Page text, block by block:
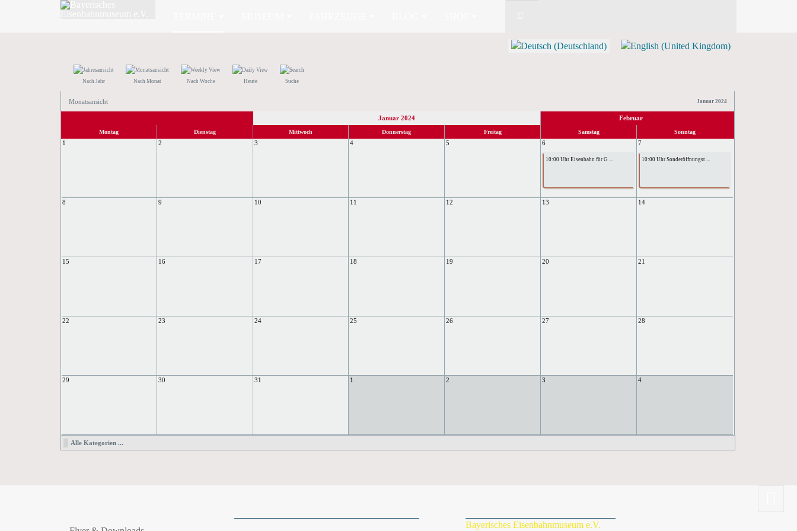
Nach Jahr Nach Monat Nach Woche Heute Suche
Monatsansicht Januar 2024
Januar 2024 Februar
Montag Dienstag Mittwoch Donnerstag Freitag Samstag Sonntag
1 2 3 4 5 6 7
10:00 Uhr Eisenbahn für G ... 10:00 Uhr Sonderöffnungst ...
8 9 10 11 12 13 14
15 16 17 18 19 20 21
22 23 24 25 26 27 28
29 30 31 1 2 3 4
Alle Kategorien ...
Bayerisches Eisenbahnmuseum e.V.